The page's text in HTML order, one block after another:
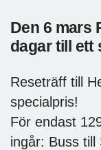
Den 6 mars
dagar till ett
Reseträff till
specialpris!
För endast
ingår: Buss till